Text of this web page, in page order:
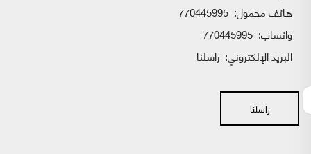
هاتف محمول: 770445995
واتساب:
البريد الإلكتروني: راسلنا
راسلنا